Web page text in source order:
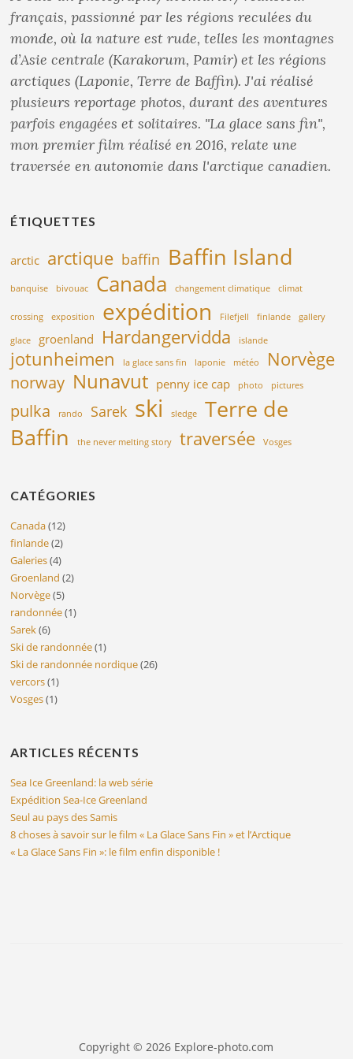
français, passionné par les régions reculées du
monde, où la nature est rude, telles les montagnes
d’Asie centrale (Karakorum, Pamir) et les régions
arctiques (Laponie, Terre de Baffin). J'ai réalisé
plusieurs reportage photos, durant des aventures
parfois engagées et solitaires. "La glace sans fin",
mon premier film réalisé en 2016, relate une
traversée en autonomie dans l'arctique canadien.
ÉTIQUETTES
arctic arctique baffin Baffin Island
banquise bivouac Canada changement climatique climat
crossing exposition expédition Filefjell finlande gallery
glace groenland Hardangervidda islande
jotunheimen la glace sans fin laponie météo Norvège
norway Nunavut penny ice cap photo pictures
pulka rando Sarek ski sledge
Terre de
Baffin
the never melting story traversée Vosges
CATÉGORIES
Canada(12)
finlande(2)
Galeries(4)
Groenland (2)
Norvège(5)
randonnée(1)
Sarek(6)
Ski de randonnée(1)
Ski de randonnée nordique(26)
vercors(1)
Vosges(1)
ARTICLES RÉCENTS
Sea Ice Greenland: la web série
Expédition Sea-Ice Greenland
Seul au pays des Samis
8 choses à savoir sur le film « La Glace Sans Fin » et l’Arctique
« La Glace Sans Fin »: le film enfin disponible !
Copyright © 2026 Explore-photo.com